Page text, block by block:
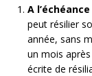
A
peut résilier
année, sans
un mois
écrite de